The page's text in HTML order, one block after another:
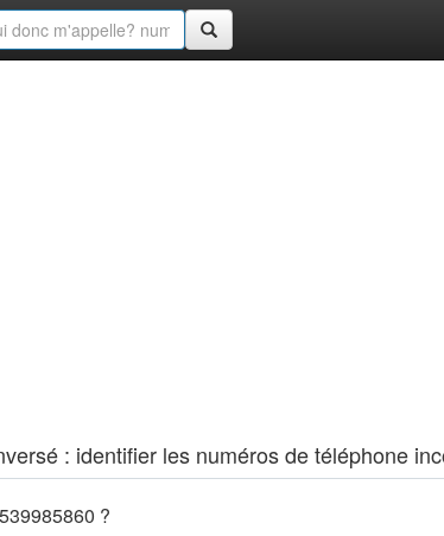
: identifier les numéros de téléphone
?